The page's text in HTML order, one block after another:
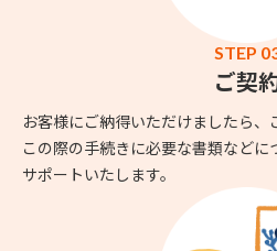
STEP
ご契
お客様にご納得いただけましたら、
この際の手続きに必要な書類などに
サポートいたします。